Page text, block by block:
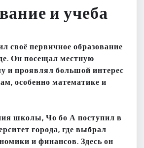
и учеба
своё первичное образование
Он посещал местную
и проявлял большой интерес
особенно математике и
школы, Чо бо А поступил в
города, где выбрал
и финансов. Здесь он